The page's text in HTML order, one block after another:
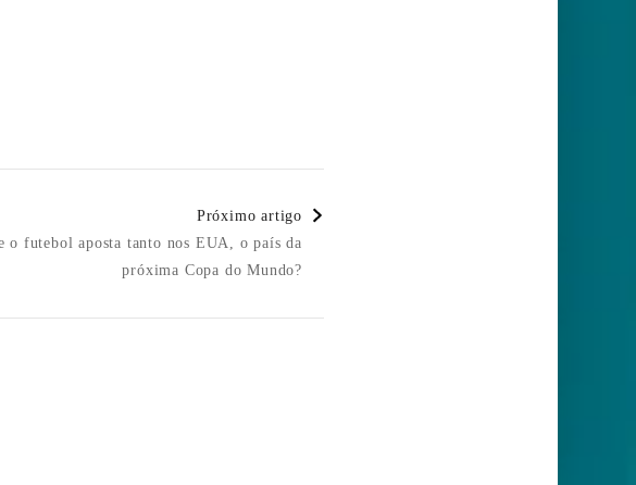
Próximo artigo
o futebol aposta tanto nos EUA, o país da
próxima Copa do Mundo?